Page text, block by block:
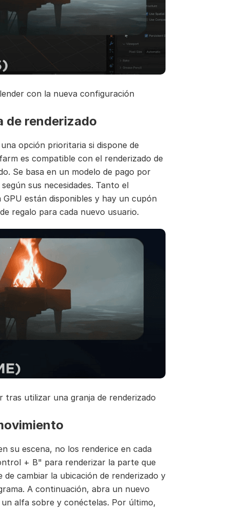
con la nueva configuración
de renderizado
opción prioritaria si dispone de
es compatible con el renderizado de
Se basa en un modelo de pago por
sus necesidades. Tanto el
están disponibles y hay un cupón
regalo para cada nuevo usuario.
tras utilizar una granja de renderizado
su escena, no los renderice en cada
+ B" para renderizar la parte que
de cambiar la ubicación de renderizado y
A continuación, abra un nuevo
alfa sobre y conéctelas. Por último,